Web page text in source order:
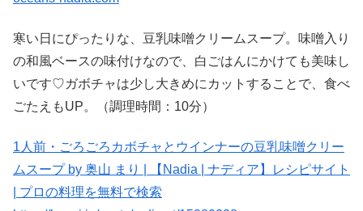
寒い日にぴったりな、豆乳味噌クリームスープ。味噌入り
の和風ベースの味付けなので、白ごはんにかけても美味し
いです♡ガボチャは少し大きめにカットすることで、食べ
ごたえもUP。（調理時間：10分）
1人前・ごろごろカボチャとウインナーの豆乳味噌クリー
ムスープ by 奥山 まり | 【Nadia | ナディア】レシピサイト
| プロの料理を無料で検索